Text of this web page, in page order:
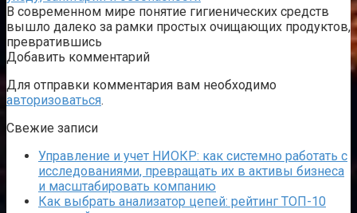
В современном мире понятие гигиенических средств
вышло далеко за рамки простых очищающих продуктов,
превратившись
Добавить комментарий
Для отправки комментария вам необходимо
авторизоваться.
Свежие записи
Управление и учет НИОКР: как системно работать с
исследованиями, превращать их в активы бизнеса
и масштабировать компанию
Как выбрать анализатор цепей: рейтинг ТОП-10